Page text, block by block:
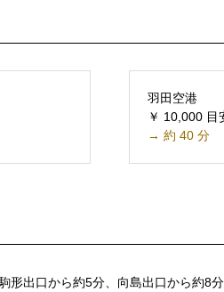
羽田空港
￥ 10,000 目
→ 約 40 分
形出口から約5分、向島出口から約8